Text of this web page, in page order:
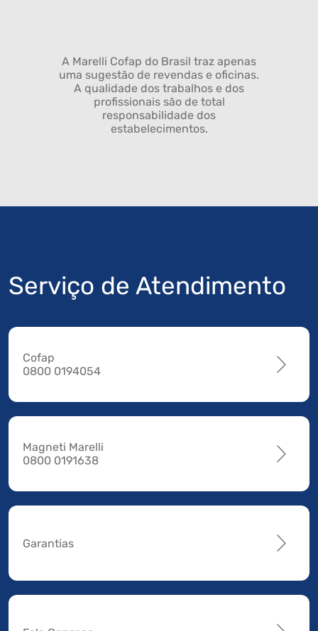
A Marelli Cofap do Brasil traz apenas
uma sugestão de revendas e oficinas.
A qualidade dos trabalhos e dos
profissionais são de total
responsabilidade dos
estabelecimentos.
Serviço de Atendimento
Cofap
0800 0194054
Magneti Marelli
0800 0191638
Garantias